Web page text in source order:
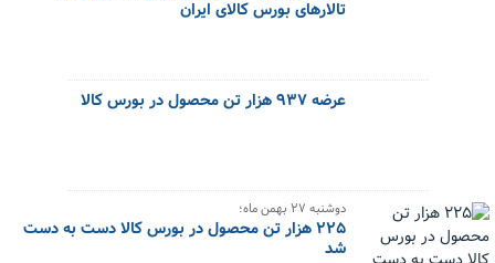
تالارهای بورس کالای ایران
عرضه ۹۳۷ هزار تن محصول در بورس کالا
دوشنبه ۲۷ بهمن ماه؛
۲۲۵ هزار تن محصول در بورس کالا دست به دست
شد